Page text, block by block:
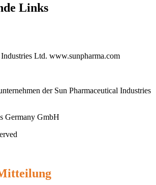
Links
Ltd. www.sunpharma.com
der Sun Pharmaceutical Industries
Germany GmbH